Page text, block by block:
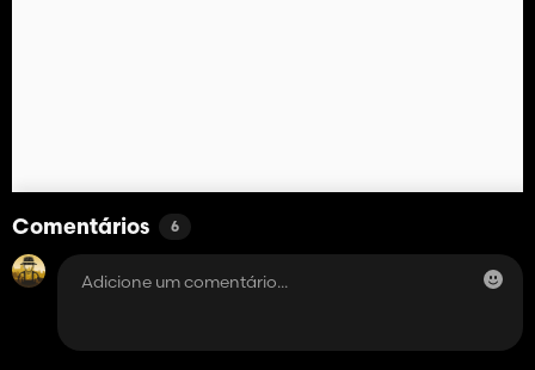
Comentários 6